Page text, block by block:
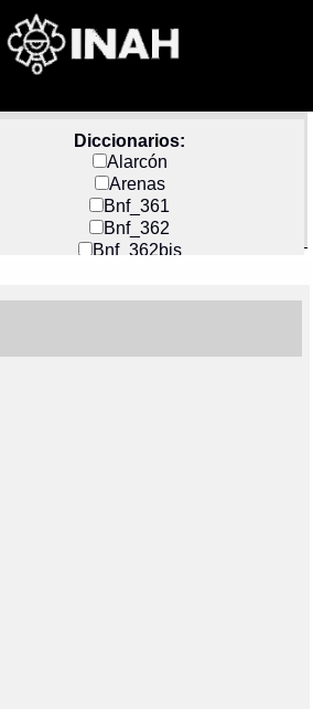
Diccionarios:
Alarcón
Arenas
Bnf_361
Bnf_362
Bnf_362bis
Docs_México